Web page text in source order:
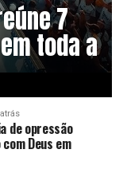
7
toda a
de opressão
Deus em